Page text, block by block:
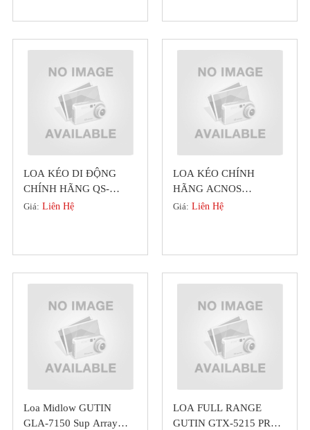
LOA KÉO DI ĐỘNG
CHÍNH HÃNG QS-
SERIES MỚI NHẤT 2022
Giá: Liên Hệ
LOA KÉO CHÍNH
HÃNG ACNOS
BEATBOX KS361M (
Giá: Liên Hệ
Loa Midlow GUTIN
GLA-7150 Sup Array
LOA FULL RANGE
GUTIN GTX-5215 PRO-